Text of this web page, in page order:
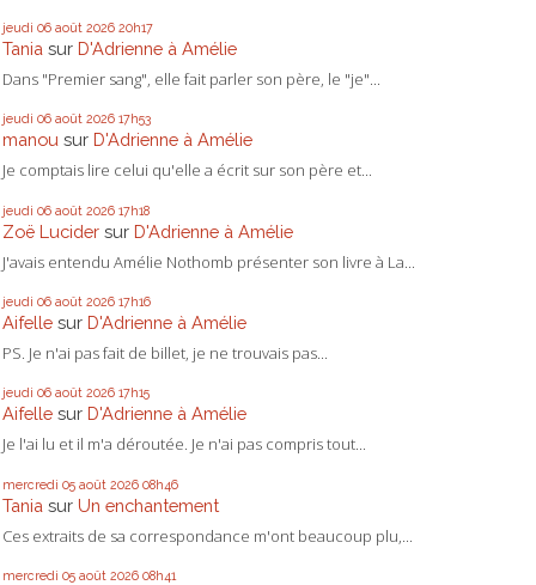
jeudi 06 août 2026 20h17
Tania sur D'Adrienne à Amélie
Dans "Premier sang", elle fait parler son père, le "je"...
jeudi 06 août 2026 17h53
manou sur D'Adrienne à Amélie
Je comptais lire celui qu'elle a écrit sur son père et...
jeudi 06 août 2026 17h18
Zoë Lucider sur D'Adrienne à Amélie
J'avais entendu Amélie Nothomb présenter son livre à La...
jeudi 06 août 2026 17h16
Aifelle sur D'Adrienne à Amélie
PS. Je n'ai pas fait de billet, je ne trouvais pas...
jeudi 06 août 2026 17h15
Aifelle sur D'Adrienne à Amélie
Je l'ai lu et il m'a déroutée. Je n'ai pas compris tout...
mercredi 05 août 2026 08h46
Tania sur Un enchantement
Ces extraits de sa correspondance m'ont beaucoup plu,...
mercredi 05 août 2026 08h41